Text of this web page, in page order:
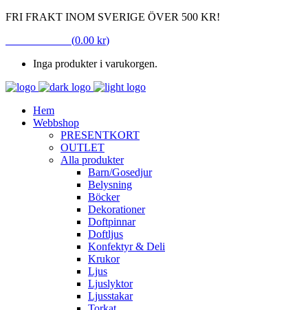
FRI FRAKT INOM SVERIGE ÖVER 500 KR!
(0.00 kr)
Inga produkter i varukorgen.
Hem
Webbshop
PRESENTKORT
OUTLET
Alla produkter
Barn/Gosedjur
Belysning
Böcker
Dekorationer
Doftpinnar
Doftljus
Konfektyr & Deli
Krukor
Ljus
Ljuslyktor
Ljusstakar